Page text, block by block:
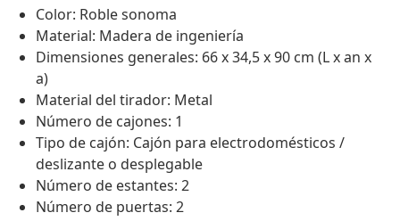
Color: Roble sonoma
Material: Madera de ingeniería
Dimensiones generales: 66 x 34,5 x 90 cm (L x an x
a)
Material del tirador: Metal
Número de cajones: 1
Tipo de cajón: Cajón para electrodomésticos /
deslizante o desplegable
Número de estantes: 2
Número de puertas: 2